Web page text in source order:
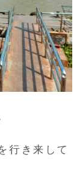
行き来して